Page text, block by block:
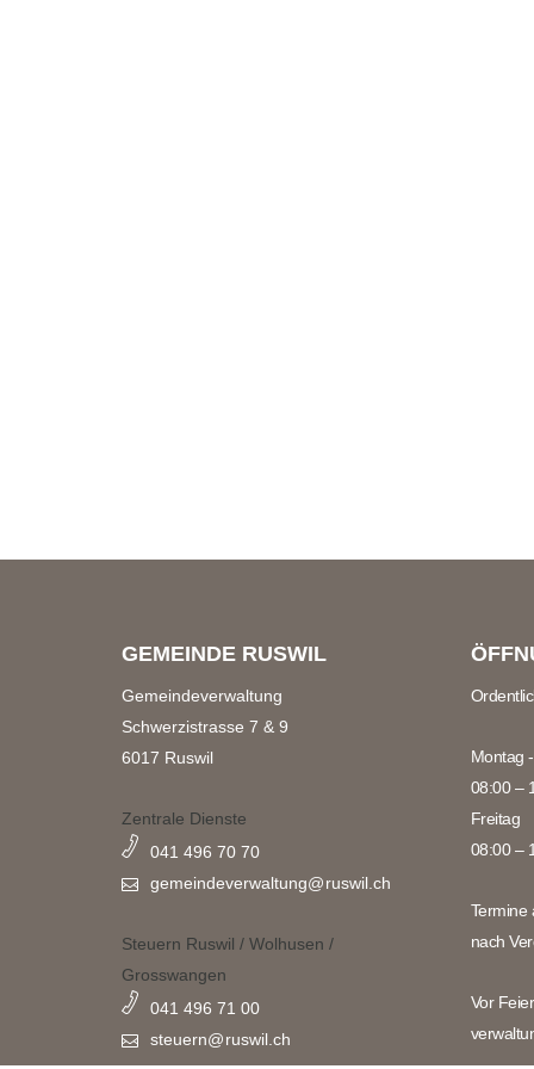
GEMEINDE RUSWIL
Gemeindeverwaltung
Schwerzistrasse 7 & 9
6017 Ruswil
Zentrale Dienste
041 496 70 70
gemeindeverwaltung@ruswil.ch
Steuern Ruswil / Wolhusen /
Grosswangen
041 496 71 00
steuern@ruswil.ch
Montag
08:00 –
Freitag
08:00 –
Termine
nach
Vor